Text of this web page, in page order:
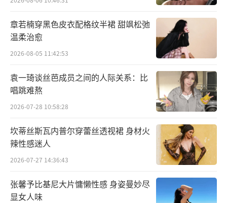
章若楠穿黑色皮衣配格纹半裙 甜飒松弛
温柔治愈
2026-08-05 11:42:53
袁一琦谈丝芭成员之间的人际关系：比
唱跳难熬
2026-07-28 10:58:28
坎蒂丝斯瓦内普尔穿蕾丝透视裙 身材火
辣性感迷人
2026-07-27 14:36:43
张馨予比基尼大片慵懒性感 身姿曼妙尽
显女人味